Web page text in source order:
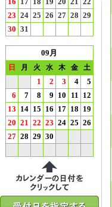
23 24 25 26 27 28 29
30 31
09月
日 月 火 水 木 金 土
1 2 3 4
5
6
7 8 9 10 11 12
13 14 15 16 17 18 19
20 21 22 23 24 25 26
27 28 29 30